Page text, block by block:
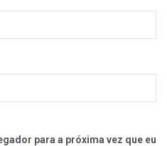
para a próxima vez que eu